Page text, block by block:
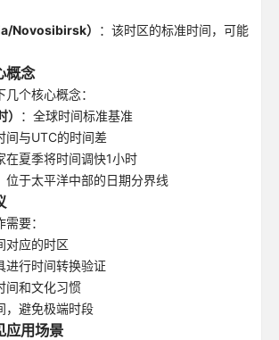
Novosibirsk）
：该时区的标准时间，可能
概念
个核心概念：
：全球时间标准基准
间与UTC的时间差
在夏季将时间调快1小时
位于太平洋中部的日期分界线
要：
对应的时区
进行时间转换验证
间和文化习惯
，避免极端时段
应用场景